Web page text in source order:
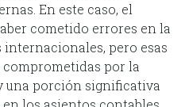
En este caso, el
cometido errores en la
pero esas
por la
una porción significativa